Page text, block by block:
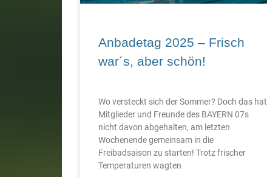
Anbadetag 2025 – Frisch
war´s, aber schön!
Wo versteckt sich der Sommer? Doch das hat
Mitglieder und Freunde des BAYERN 07s
nicht davon abgehalten, am letzten
Wochenende gemeinsam in die
Freibadsaison zu starten! Trotz frischer
Temperaturen wagten